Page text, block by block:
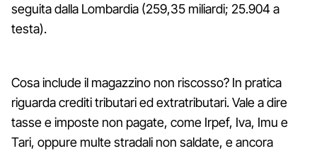
seguita dalla Lombardia (259,35 miliardi; 25.904 a
testa).
Cosa include il magazzino non riscosso? In pratica
riguarda crediti tributari ed extratributari. Vale a dire
tasse e imposte non pagate, come Irpef, Iva, Imu e
Tari, oppure multe stradali non saldate, e ancora